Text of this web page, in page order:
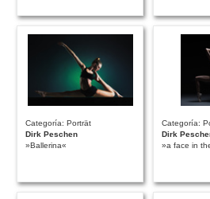
Categoría: Porträt
Dirk Peschen
»Ballerina«
Categoría:
Dirk
»a face in